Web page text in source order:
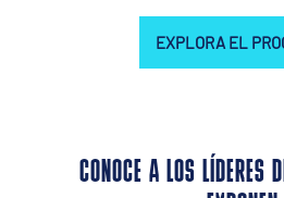
EXPLORA EL
CONOCE A LOS LÍDERES